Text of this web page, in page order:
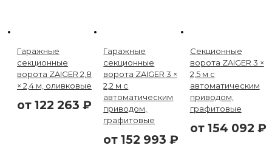
Гаражные
секционные
ворота ZAIGER 2,8
× 2,4 м, оливковые
от 122 263 ₽
Гаражные
секционные
ворота ZAIGER 3 ×
2,2 м с
автоматическим
приводом,
графитовые
от152 993₽
Секционные
ворота ZAIGER 3 ×
2,5 м с
автоматическим
приводом,
графитовые
от 154 092 ₽